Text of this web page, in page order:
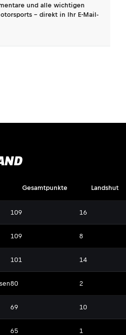
und alle wichtigen
- direkt in Ihr E-Mail-
Gesamtpunkte Landshut
109 16
109 8
101 14
80 2
69 10
65 1